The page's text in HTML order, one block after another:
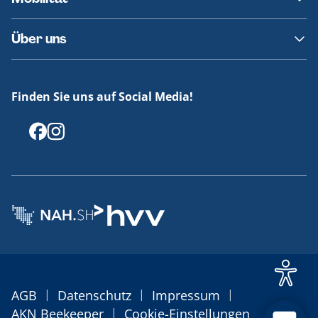
Fundsachen
Häufige Fragen
Barrierefreies Reisen
Erklärung Barrierefreiheit
Über uns
Offenlegungen
Finden Sie uns auf Social Media!
AGB | Datenschutz | Impressum |
AKN Beekeeper | Cookie-Einstellungen